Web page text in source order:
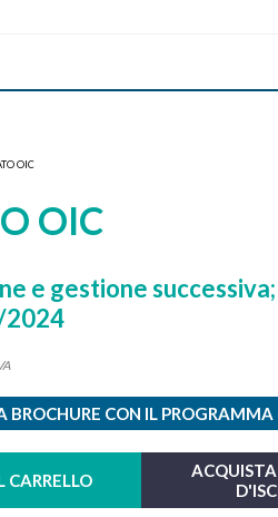
OIC
OIC
e gestione
2024
BROCHURE CON IL
CARRELLO